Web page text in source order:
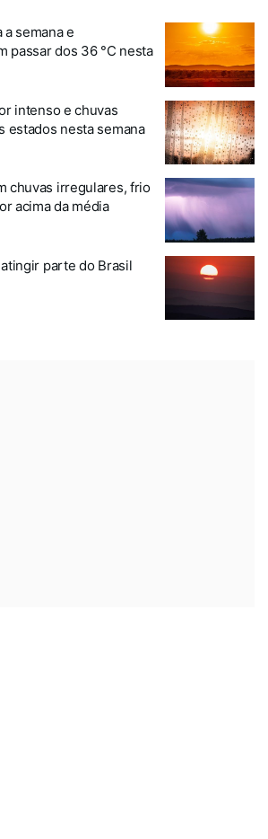
semana e
passar dos 36 °C nesta
intenso e chuvas
estados nesta semana
chuvas irregulares, frio
acima da média
parte do Brasil